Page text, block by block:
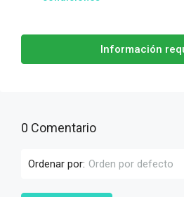
Información
0 Comentario
Ordenar por: Orden por defecto